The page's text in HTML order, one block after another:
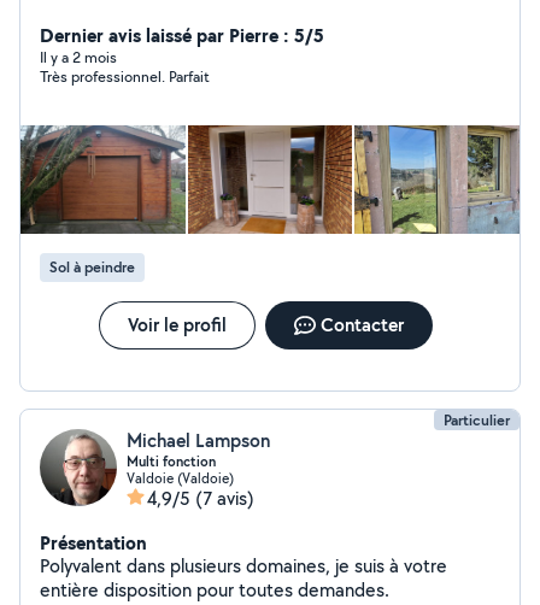
Dernier avis laissé par Pierre : 5/5
Il y a 2 mois
Très professionnel. Parfait
Sol à peindre
Voir le profil Contacter
Particulier
Michael Lampson
Multi fonction
Valdoie (Valdoie)
4,9/5 (7 avis)
Présentation
Polyvalent dans plusieurs domaines, je suis à votre
entière disposition pour toutes demandes.